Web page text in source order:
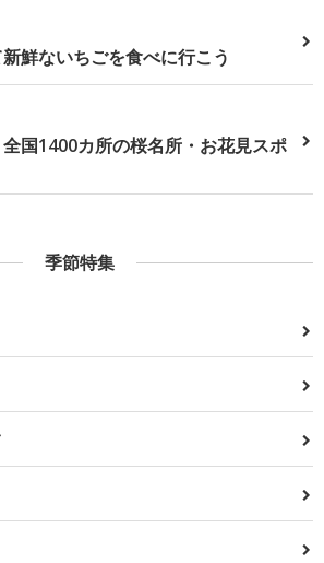
鮮ないちごを食べに行こう
国1400カ所の桜名所・お花見スポ
季節特集